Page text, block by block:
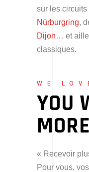
sur les circuits
Nürburgring,
Dijon… et
classiques.
WE
YOU
« Recevoir
Pour vous,